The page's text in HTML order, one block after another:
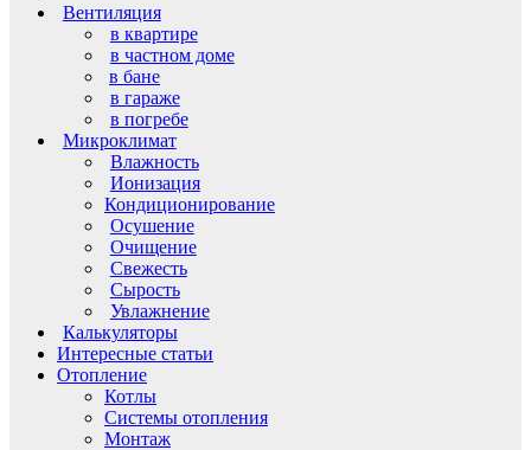
Вентиляция
в квартире
в частном доме
в бане
в гараже
в погребе
Микроклимат
Влажность
Ионизация
Кондиционирование
Осушение
Очищение
Свежесть
Сырость
Увлажнение
Калькуляторы
Интересные статьи
Отопление
Котлы
Системы отопления
Монтаж